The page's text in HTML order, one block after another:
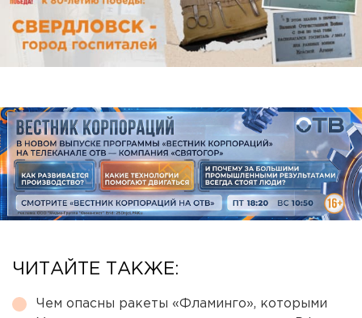
ЧИТАЙТЕ ТАКЖЕ:
Чем опасны ракеты «Фламинго», которыми